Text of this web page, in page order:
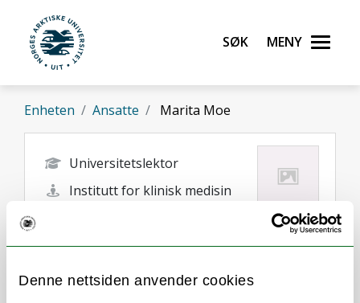
Denne nettsiden anvender cookies
Gå til hovedinnhold
UiT Norges arktiske universitet
Søk Meny
Enheten Ansatte Marita Moe
Universitetslektor
Institutt for klinisk medisin
Tromsø